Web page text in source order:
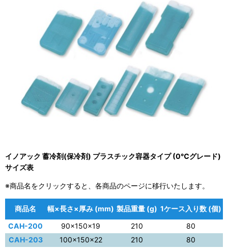
イノアック 蓄冷剤(保冷剤) プラスチック容器タイプ (0℃グレード)
サイズ表
※商品名をクリックすると、各商品のページに移行いたします。
商品名 幅×長さ×厚み (mm) 製品重量 (g) 1ケース入り数 (個)
CAH-200
90×150×19 210
80
CAH-203
100×150×22 210
80